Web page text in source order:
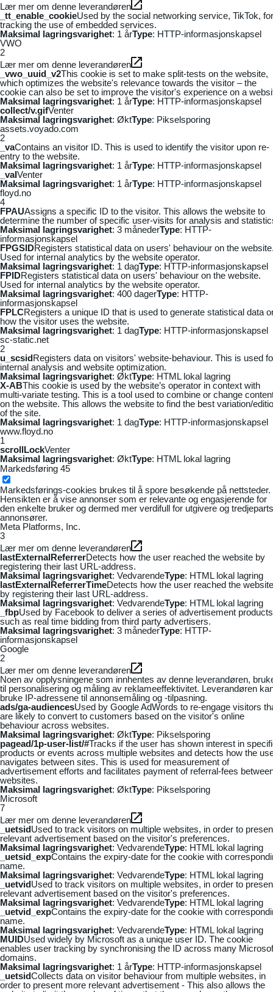
Lær mer om denne leverandøren
_tt_enable_cookieUsed by the social networking service, TikTok, for
tracking the use of embedded services.
Maksimal lagringsvarighet: 1 årType: HTTP-informasjonskapsel
VWO
2
Lær mer om denne leverandøren
_vwo_uuid_v2This cookie is set to make split-tests on the website,
which optimizes the website's relevance towards the visitor – the
cookie can also be set to improve the visitor's experience on a
Maksimal lagringsvarighet: 1 årType: HTTP-informasjonskapsel
collect/v.gifVenter
Maksimal lagringsvarighet: ØktType: Pikselsporing
assets.voyado.com
2
_vaContains an visitor ID. This is used to identify the visitor upon re-
entry to the website.
Maksimal lagringsvarighet: 1 årType: HTTP-informasjonskapsel
_vaIVenter
Maksimal lagringsvarighet: 1 årType: HTTP-informasjonskapsel
floyd.no
4
FPAUAssigns a specific ID to the visitor. This allows the website to
determine the number of specific user-visits for analysis and
Maksimal lagringsvarighet: 3 månederType: HTTP-
informasjonskapsel
FPGSIDRegisters statistical data on users' behaviour on the
Used for internal analytics by the website operator.
Maksimal lagringsvarighet: 1 dagType: HTTP-informasjonskapsel
FPIDRegisters statistical data on users' behaviour on the website.
Used for internal analytics by the website operator.
Maksimal lagringsvarighet: 400 dagerType: HTTP-
informasjonskapsel
FPLCRegisters a unique ID that is used to generate statistical data
how the visitor uses the website.
Maksimal lagringsvarighet: 1 dagType: HTTP-informasjonskapsel
sc-static.net
2
u_scsidRegisters data on visitors' website-behaviour. This is used
internal analysis and website optimization.
Maksimal lagringsvarighet: ØktType: HTML lokal lagring
X-ABThis cookie is used by the website’s operator in context with
multi-variate testing. This is a tool used to combine or change
on the website. This allows the website to find the best variation/
of the site.
Maksimal lagringsvarighet: 1 dagType: HTTP-informasjonskapsel
www.floyd.no
1
scrollLockVenter
Maksimal lagringsvarighet: ØktType: HTML lokal lagring
Markedsføring 45
Markedsførings-cookies brukes til å spore besøkende på nettsteder.
Hensikten er å vise annonser som er relevante og engasjerende for
den enkelte bruker og dermed mer verdifull for utgivere og tredjeparts
annonsører.
Meta Platforms, Inc.
3
Lær mer om denne leverandøren
lastExternalReferrerDetects how the user reached the website by
registering their last URL-address.
Maksimal lagringsvarighet: VedvarendeType: HTML lokal lagring
lastExternalReferrerTimeDetects how the user reached the website
by registering their last URL-address.
Maksimal lagringsvarighet: VedvarendeType: HTML lokal lagring
_fbpUsed by Facebook to deliver a series of advertisement products
such as real time bidding from third party advertisers.
Maksimal lagringsvarighet: 3 månederType: HTTP-
informasjonskapsel
Google
2
Lær mer om denne leverandøren
Noen av opplysningene som innhentes av denne leverandøren,
til personalisering og måling av reklameeffektivitet. Leverandøren
bruke IP-adressene til annonsemåling og -tilpasning.
ads/ga-audiencesUsed by Google AdWords to re-engage visitors
are likely to convert to customers based on the visitor's online
behaviour across websites.
Maksimal lagringsvarighet: ØktType: Pikselsporing
pagead/1p-user-list/#Tracks if the user has shown interest in
products or events across multiple websites and detects how the
navigates between sites. This is used for measurement of
advertisement efforts and facilitates payment of referral-fees
websites.
Maksimal lagringsvarighet: ØktType: Pikselsporing
Microsoft
7
Lær mer om denne leverandøren
_uetsidUsed to track visitors on multiple websites, in order to
relevant advertisement based on the visitor's preferences.
Maksimal lagringsvarighet: VedvarendeType: HTML lokal lagring
_uetsid_expContains the expiry-date for the cookie with
name.
Maksimal lagringsvarighet: VedvarendeType: HTML lokal lagring
_uetvidUsed to track visitors on multiple websites, in order to
relevant advertisement based on the visitor's preferences.
Maksimal lagringsvarighet: VedvarendeType: HTML lokal lagring
_uetvid_expContains the expiry-date for the cookie with
name.
Maksimal lagringsvarighet: VedvarendeType: HTML lokal lagring
MUIDUsed widely by Microsoft as a unique user ID. The cookie
enables user tracking by synchronising the ID across many
domains.
Maksimal lagringsvarighet: 1 årType: HTTP-informasjonskapsel
_uetsidCollects data on visitor behaviour from multiple websites, in
order to present more relevant advertisement - This also allows the